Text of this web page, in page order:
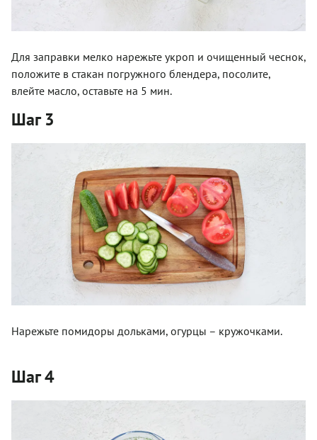
Для заправки мелко нарежьте укроп и очищенный чеснок,
положите в стакан погружного блендера, посолите,
влейте масло, оставьте на 5 мин.
Шаг 3
Нарежьте помидоры дольками, огурцы – кружочками.
Шаг 4